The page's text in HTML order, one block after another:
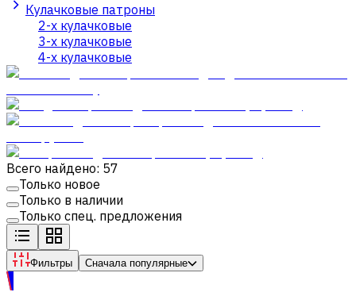
Кулачковые патроны
2-х кулачковые
3-х кулачковые
4-х кулачковые
Всего найдено: 57
Только новое
Только в наличии
Только спец. предложения
Фильтры Сначала популярные